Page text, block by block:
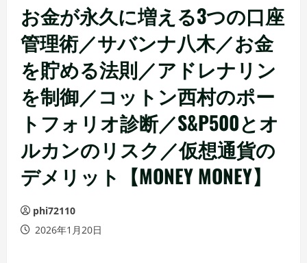
お金が永久に増える3つの口座
管理術／サバンナ八木／お金
を貯める法則／アドレナリン
を制御／コットン西村のポー
トフォリオ診断／S&P500とオ
ルカンのリスク／仮想通貨の
デメリット【MONEY MONEY】
phi72110
2026年1月20日